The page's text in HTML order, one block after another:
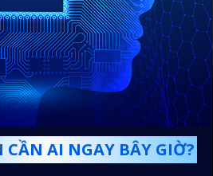
CẦN AI NGAY BÂY GIỜ?